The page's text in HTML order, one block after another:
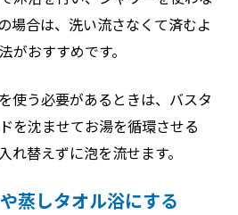
場合は、洗い流さなくて済むよ
がおすすめです。
使う必要があるときは、バスタ
を沈ませてお湯を循環させる
れ替えずに泡を流せます。
蒸しタオル浴にする